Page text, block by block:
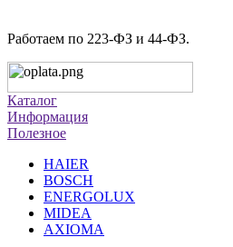
Работаем по 223-ФЗ и 44-ФЗ.
Каталог
Информация
Полезное
HAIER
BOSCH
ENERGOLUX
MIDEA
AXIOMA